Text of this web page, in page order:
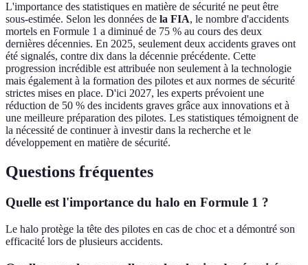
L'importance des statistiques en matière de sécurité ne peut être
sous-estimée. Selon les données de la FIA, le nombre d'accidents
mortels en Formule 1 a diminué de 75 % au cours des deux
dernières décennies. En 2025, seulement deux accidents graves ont
été signalés, contre dix dans la décennie précédente. Cette
progression incrédible est attribuée non seulement à la technologie
mais également à la formation des pilotes et aux normes de sécurité
strictes mises en place. D'ici 2027, les experts prévoient une
réduction de 50 % des incidents graves grâce aux innovations et à
une meilleure préparation des pilotes. Les statistiques témoignent de
la nécessité de continuer à investir dans la recherche et le
développement en matière de sécurité.
Questions fréquentes
Quelle est l'importance du halo en Formule 1 ?
Le halo protège la tête des pilotes en cas de choc et a démontré son
efficacité lors de plusieurs accidents.